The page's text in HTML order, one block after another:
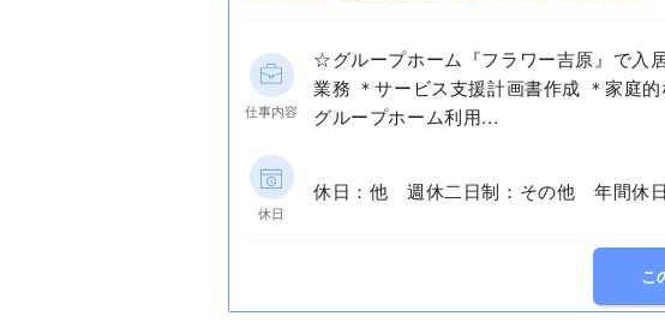
仕事内容
☆グループホーム『フラワー吉原』で入
業務 ＊サービス支援計画書作成 ＊家庭
グループホーム利用...
休日
休日：他 週休二日制：その他 年間休
こ